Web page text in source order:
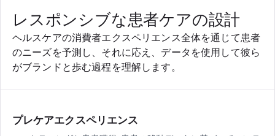
レスポンシブな患者ケアの設計
ヘルスケアの消費者エクスペリエンス全体を通じて患者
のニーズを予測し、それに応え、データを使用して彼ら
がブランドと歩む過程を理解します。
プレケアエクスペリエンス